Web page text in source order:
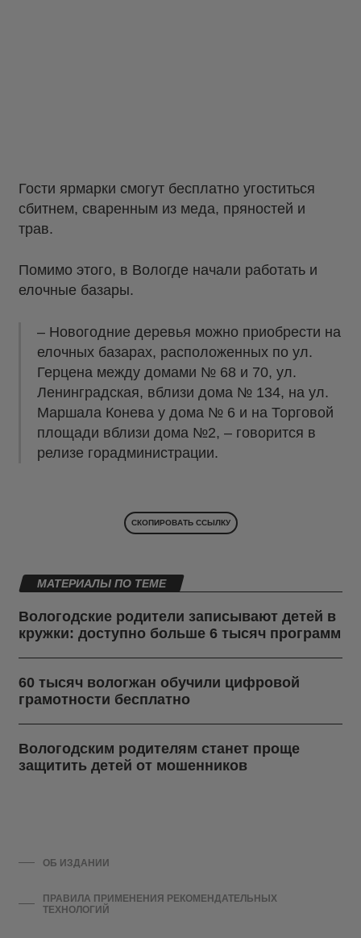
Гости ярмарки смогут бесплатно угоститься
сбитнем, сваренным из меда, пряностей и
трав.
Помимо этого, в Вологде начали работать и
елочные базары.
– Новогодние деревья можно приобрести на
елочных базарах, расположенных по ул.
Герцена между домами № 68 и 70, ул.
Ленинградская, вблизи дома № 134, на ул.
Маршала Конева у дома № 6 и на Торговой
площади вблизи дома №2, – говорится в
релизе горадминистрации.
СКОПИРОВАТЬ ССЫЛКУ
МАТЕРИАЛЫ ПО ТЕМЕ
Вологодские родители записывают детей в
кружки: доступно больше 6 тысяч программ
60 тысяч вологжан обучили цифровой
грамотности бесплатно
Вологодским родителям станет проще
защитить детей от мошенников
ОБ ИЗДАНИИ
ПРАВИЛА ПРИМЕНЕНИЯ РЕКОМЕНДАТЕЛЬНЫХ
ТЕХНОЛОГИЙ